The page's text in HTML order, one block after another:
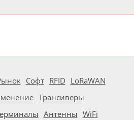
Софт RFID LoRaWAN
Трансиверы
Антенны WiFi